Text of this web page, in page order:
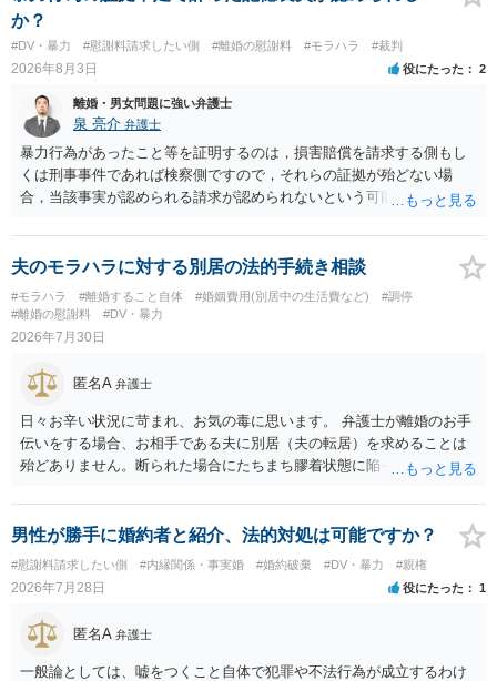
か？
#DV・暴力 #慰謝料請求したい側 #離婚の慰謝料 #モラハラ #裁判
2026年8月3日 役にたった 2
離婚・男女問題に強い弁護士
泉 亮介 弁護士
暴力行為があったこと等を証明するのは，損害賠償を請求する側もし
くは刑事事件であれば検察側ですので，それらの証拠が殆どない場
合，当該事実が認められる請求が認められないという可能性はあるで
夫のモラハラに対する別居の法的手続き相談
#モラハラ #離婚すること自体 #婚姻費用(別居中の生活費など)
#調停
#離婚の慰謝料
#DV・暴力
2026年7月30日
匿名A 弁護士
日々お辛い状況に苛まれ、お気の毒に思います。 弁護士が離婚のお手
伝いをする場合、お相手である夫に別居（夫の転居）を求めることは
殆どありません。断られた場合にたちまち膠着状態に陥ってしまうの
高いためです。 実務的には、ご相談者さまが転居する形で離婚協議等
を進める選択を採らざるを得ないことが圧倒的多数です。
男性が勝手に婚約者と紹介、法的対処は可能ですか？
#慰謝料請求したい側 #内縁関係・事実婚 #婚約破棄 #DV・暴力 #親権
2026年7月28日 役にたった 1
匿名A 弁護士
一般論としては、嘘をつくこと自体で犯罪や不法行為が成立するわけ